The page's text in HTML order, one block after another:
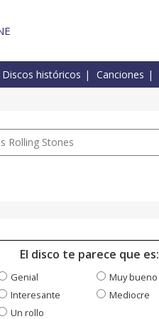
Discos históricos Canciones
Rolling Stones
El disco te parece que es:
Genial
Muy bueno
Interesante
Mediocre
Un rollo